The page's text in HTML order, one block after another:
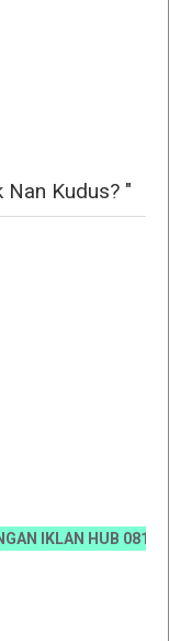
Kudus? "
IKLAN HUB 0812